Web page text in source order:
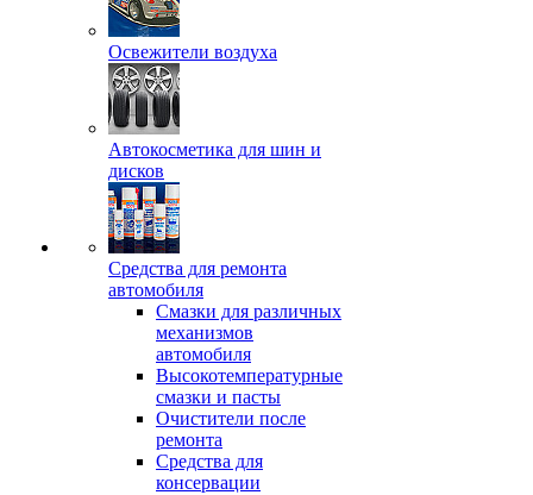
Освежители воздуха
Автокосметика для шин и
дисков
Средства для ремонта
автомобиля
Смазки для различных
механизмов
автомобиля
Высокотемпературные
смазки и пасты
Очистители после
ремонта
Средства для
консервации